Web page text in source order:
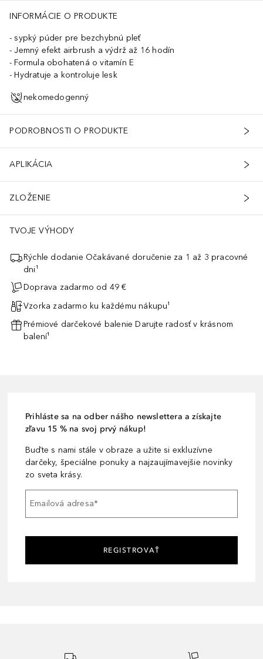
INFORMÁCIE O PRODUKTE
sypký púder pre bezchybnú pleť
Jemný efekt airbrush a výdrž až 16 hodín
Formula obohatená o vitamín E
Hydratuje a kontroluje lesk
nekomedogenný
PODROBNOSTI O PRODUKTE
APLIKÁCIA
ZLOŽENIE
TVOJE VÝHODY
Rýchle dodanie Očakávané doručenie za 1 až 3 pracovné
dni¹
Doprava zadarmo od 49 €
Vzorka zadarmo ku každému nákupu¹
Prémiové darčekové balenie Darujte radosť v krásnom
balení¹
Prihláste sa na odber nášho newslettera a získajte
zľavu 15 % na svoj prvý nákup!
Buďte s nami stále v obraze a užite si exkluzívne
darčeky, špeciálne ponuky a najzaujímavejšie novinky
zo sveta krásy.
Emailová adresa*
REGISTROVAŤ